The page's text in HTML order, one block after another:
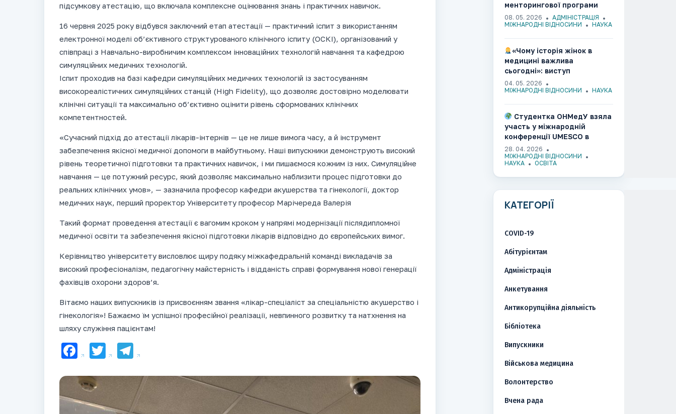
підсумкову атестацію, що включала комплексне оцінювання знань і практичних навичок.
16 червня 2025 року відбувся заключний етап атестації — практичний іспит з використанням
електронної моделі об’єктивного структурованого клінічного іспиту (ОСКІ), організований у
співпраці з Навчально-виробничим комплексом інноваційних технологій навчання та кафедрою
симуляційних медичних технологій.
Іспит проходив на базі кафедри симуляційних медичних технологій із застосуванням
високореалістичних симуляційних станцій (High Fidelity), що дозволяє достовірно моделювати
клінічні ситуації та максимально об’єктивно оцінити рівень сформованих клінічних
компетентностей.
«Сучасний підхід до атестації лікарів-інтернів — це не лише вимога часу, а й інструмент
забезпечення якісної медичної допомоги в майбутньому. Наші випускники демонструють високий
рівень теоретичної підготовки та практичних навичок, і ми пишаємося кожним із них. Симуляційне
навчання — це потужний ресурс, який дозволяє максимально наблизити процес підготовки до
реальних клінічних умов», — зазначила професор кафедри акушерства та гінекології, доктор
медичних наук, перший проректор Університету професор Марічереда Валерія
Такий формат проведення атестації є вагомим кроком у напрямі модернізації післядипломної
медичної освіти та забезпечення якісної підготовки лікарів відповідно до європейських вимог.
Керівництво університету висловлює щиру подяку міжкафедральній команді викладачів за
високий професіоналізм, педагогічну майстерність і відданість справі формування нової генерації
фахівців охорони здоров’я.
Вітаємо наших випускників із присвоєнням звання «лікар-спеціаліст за спеціальністю акушерство і
гінекологія»! Бажаємо їм успішної професійної реалізації, невпинного розвитку та натхнення на
шляху служіння пацієнтам!
Facebook
TwitterTelegram
менторингової програми
боротьби з
антибіотикорезистентністю
08. 05. 2026
АДМІНІСТРАЦІЯ
МІЖНАРОДНІ ВІДНОСИНИ
НАУКА
«Чому історія жінок в
медицині важлива
сьогодні»: виступ
здобувачки ОНМедУ на
міжнародній конференції в
04. 05. 2026
МІЖНАРОДНІ ВІДНОСИНИ
НАУКА
Студентка ОНМедУ взяла
участь у міжнародній
конференції UMESCO в
Ужгороді​​​​​​​​​​​​​​​​
28. 04. 2026
МІЖНАРОДНІ ВІДНОСИНИ
НАУКА
ОСВІТА
КАТЕГОРІЇ
COVID-19
Абітурієнтам
Адміністрація
Анкетування
Антикорупційна діяльність
Бібліотека
Випускники
Військова медицина
Волонтерство
Вчена рада